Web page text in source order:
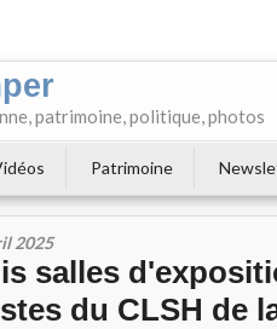
patrimoine, politique, photos
Patrimoine
2025
salles
du CLSH de